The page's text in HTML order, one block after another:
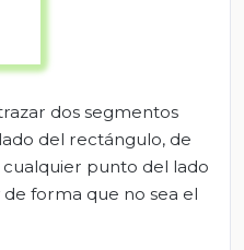
dos segmentos
del rectángulo, de
punto del lado
forma que no sea el